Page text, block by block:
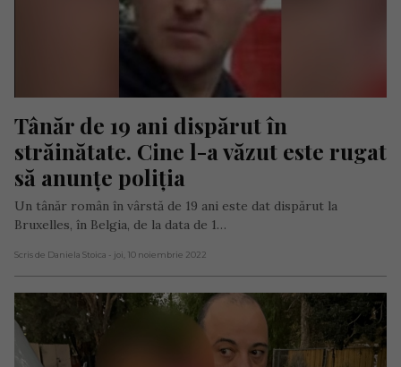
Tânăr de 19 ani dispărut în
străinătate. Cine l-a văzut este rugat
să anunțe poliția
Un tânăr român în vârstă de 19 ani este dat dispărut la
Bruxelles, în Belgia, de la data de 1…
Scris de Daniela Stoica - joi, 10 noiembrie 2022